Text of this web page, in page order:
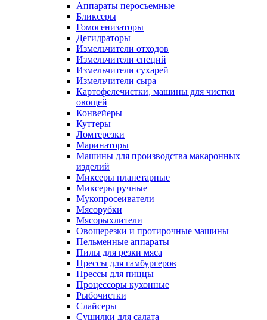
Аппараты перосъемные
Бликсеры
Гомогенизаторы
Дегидраторы
Измельчители отходов
Измельчители специй
Измельчители сухарей
Измельчители сыра
Картофелечистки, машины для чистки
овощей
Конвейеры
Куттеры
Ломтерезки
Маринаторы
Машины для производства макаронных
изделий
Миксеры планетарные
Миксеры ручные
Мукопросеиватели
Мясорубки
Мясорыхлители
Овощерезки и протирочные машины
Пельменные аппараты
Пилы для резки мяса
Прессы для гамбургеров
Прессы для пиццы
Процессоры кухонные
Рыбочистки
Слайсеры
Сушилки для салата